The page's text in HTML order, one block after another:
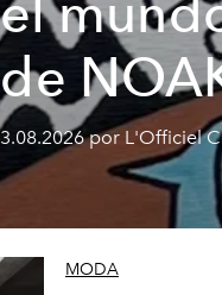
de
por L'Officiel
MODA